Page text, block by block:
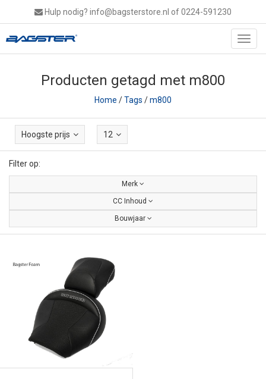
Hulp nodig? info@bagsterstore.nl of 0224-591230
Producten getagd met m800
Home /Tags /m800
Hoogste prijs 12
Filter op:
Merk
CC Inhoud
Bouwjaar